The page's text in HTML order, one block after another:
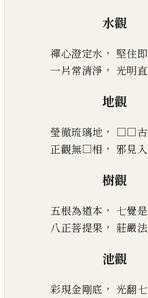
水觀
禪心澄定水 ， 堅住
一片常清淨 ， 光明
地觀
瑩徹琉璃地 ， □□古
正觀無□相 ， 邪見
樹觀
五根為道本 ， 七覺
八正菩提果 ， 莊嚴
池觀
彩現金剛底 ， 光翻